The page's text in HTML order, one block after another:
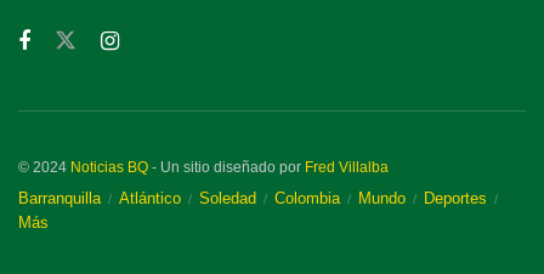
© 2024 Noticias BQ - Un sitio diseñado por Fred Villalba
Barranquilla Atlántico Soledad Colombia Mundo
Deportes
Más